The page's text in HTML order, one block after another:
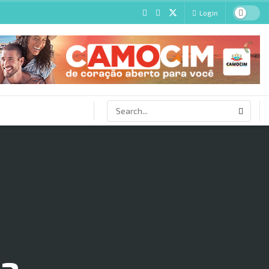
Login